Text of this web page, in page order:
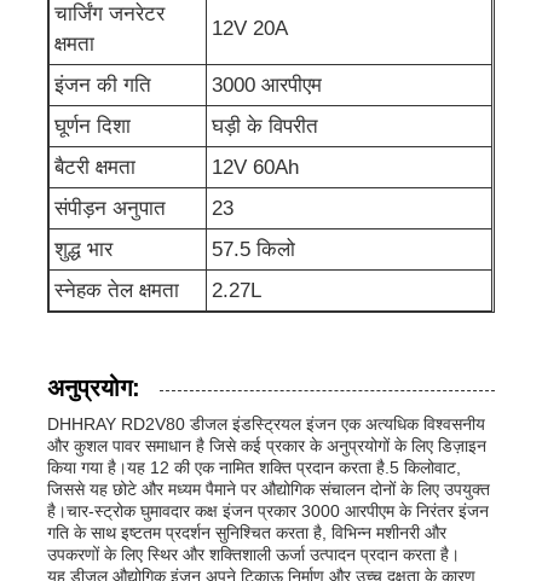
गृह उपयोग जनरेटर
चंदवा जनरेटर सेट
कम शोर जनरेटर
जनरेटर रखरखाव
डीजल इंजन जनरेटर
अपशिष्ट जल पंप
चार्जिंग जनरेटर
क्षमता
12V 20A
इंजन की गति
3000 आरपीएम
घूर्णन दिशा
घड़ी के विपरीत
बैटरी क्षमता
12V 60Ah
संपीड़न अनुपात
23
शुद्ध भार
57.5 किलो
स्नेहक तेल क्षमता
2.27L
अनुप्रयोग:
DHHRAY RD2V80 डीजल इंडस्ट्रियल इंजन एक अत्यधिक विश्वसनीय
और कुशल पावर समाधान है जिसे कई प्रकार के अनुप्रयोगों के लिए डिज़ाइन
किया गया है।यह 12 की एक नामित शक्ति प्रदान करता है.5 किलोवाट,
जिससे यह छोटे और मध्यम पैमाने पर औद्योगिक संचालन दोनों के लिए उपयुक्त
है।चार-स्ट्रोक घुमावदार कक्ष इंजन प्रकार 3000 आरपीएम के निरंतर इंजन
गति के साथ इष्टतम प्रदर्शन सुनिश्चित करता है, विभिन्न मशीनरी और
उपकरणों के लिए स्थिर और शक्तिशाली ऊर्जा उत्पादन प्रदान करता है।
यह डीजल औद्योगिक इंजन अपने टिकाऊ निर्माण और उच्च दक्षता के कारण